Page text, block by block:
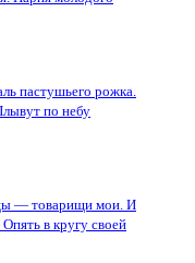
пастушьего рожка.
по небу
— товарищи мои. И
в кругу своей